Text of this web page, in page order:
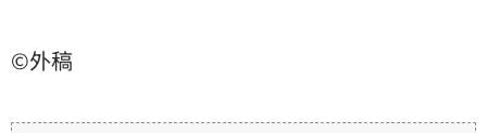
©外稿